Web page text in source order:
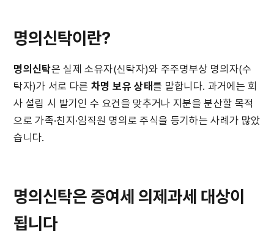
명의신탁이란?
명의신탁은 실제 소유자(신탁자)와 주주명부상 명의자(수
탁자)가 서로 다른 차명 보유 상태를 말합니다. 과거에는 회
사 설립 시 발기인 수 요건을 맞추거나 지분을 분산할 목적
으로 가족·친지·임직원 명의로 주식을 등기하는 사례가 많았
습니다.
명의신탁은 증여세 의제과세 대상이
됩니다